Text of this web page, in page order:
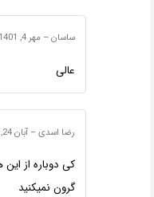
ساسان– مهر 4, 1401
عالی
رضا اسدی– آبان 24, 1403
کی دوباره از این
گرون نمیکنید